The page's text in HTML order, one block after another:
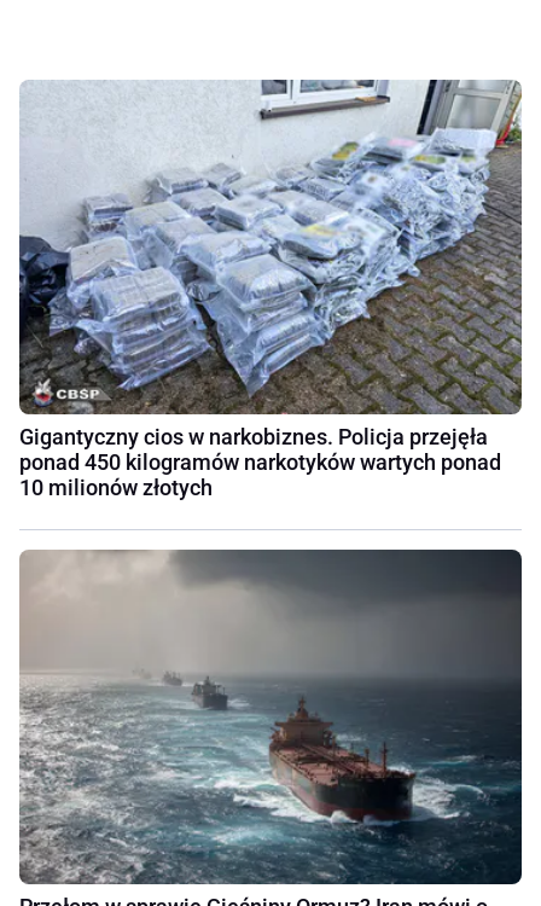
Gigantyczny cios w narkobiznes. Policja przejęła
ponad 450 kilogramów narkotyków wartych ponad
10 milionów złotych